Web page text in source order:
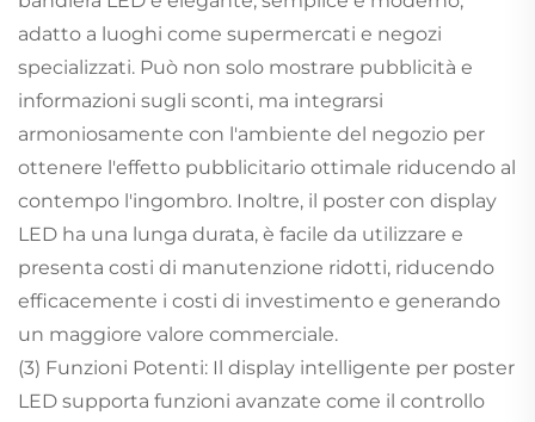
adatto a luoghi come supermercati e negozi
specializzati. Può non solo mostrare pubblicità e
informazioni sugli sconti, ma integrarsi
armoniosamente con l'ambiente del negozio per
ottenere l'effetto pubblicitario ottimale riducendo al
contempo l'ingombro. Inoltre, il poster con display
LED ha una lunga durata, è facile da utilizzare e
presenta costi di manutenzione ridotti, riducendo
efficacemente i costi di investimento e generando
un maggiore valore commerciale.
(3) Funzioni Potenti: Il display intelligente per poster
LED supporta funzioni avanzate come il controllo